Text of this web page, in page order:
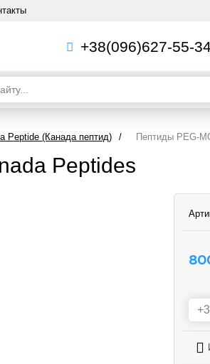
+38(096)627-55-34
Peptide (Канада пептид) / Пептиды PEG-
Peptides